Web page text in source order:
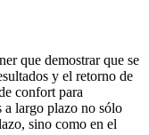
que demostrar que se
y el retorno de
confort para
largo plazo no sólo
sino como en el